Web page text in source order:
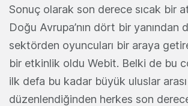
Sonuç olarak son derece sıcak bir
Doğu Avrupa’nın dört bir yanından
sektörden oyuncuları bir araya
bir etkinlik oldu Webit. Belki de bu
ilk defa bu kadar büyük uluslar
düzenlendiğinden herkes son